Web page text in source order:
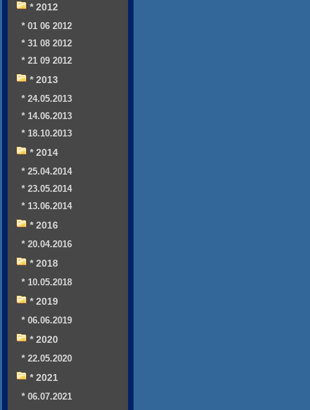
* 2012
* 01 06 2012
* 31 08 2012
* 21 09 2012
* 2013
* 24.05.2013
* 14.06.2013
* 18.10.2013
* 2014
* 25.04.2014
* 23.05.2014
* 13.06.2014
* 2016
* 20.04.2016
* 2018
* 10.05.2018
* 2019
* 06.06.2019
* 2020
* 22.05.2020
* 2021
* 06.07.2021